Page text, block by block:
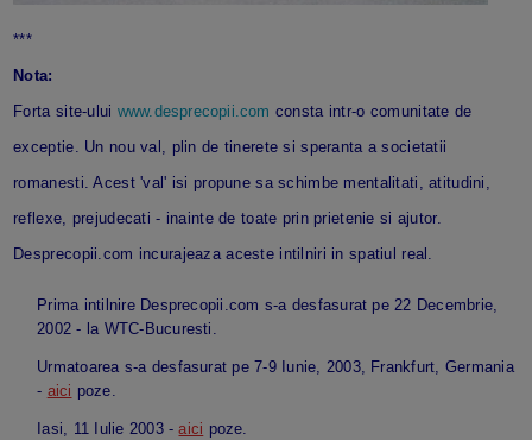
***
Nota:
Forta site-ului www.desprecopii.com consta intr-o comunitate de
exceptie. Un nou val, plin de tinerete si speranta a societatii
romanesti. Acest 'val' isi propune sa schimbe mentalitati, atitudini,
reflexe, prejudecati - inainte de toate prin prietenie si ajutor.
Desprecopii.com incurajeaza aceste intilniri in spatiul real.
Prima intilnire Desprecopii.com s-a desfasurat pe 22 Decembrie,
2002 - la WTC-Bucuresti.
Urmatoarea s-a desfasurat pe 7-9 Iunie, 2003, Frankfurt, Germania
- aici poze.
Iasi, 11 Iulie 2003 -aici poze.